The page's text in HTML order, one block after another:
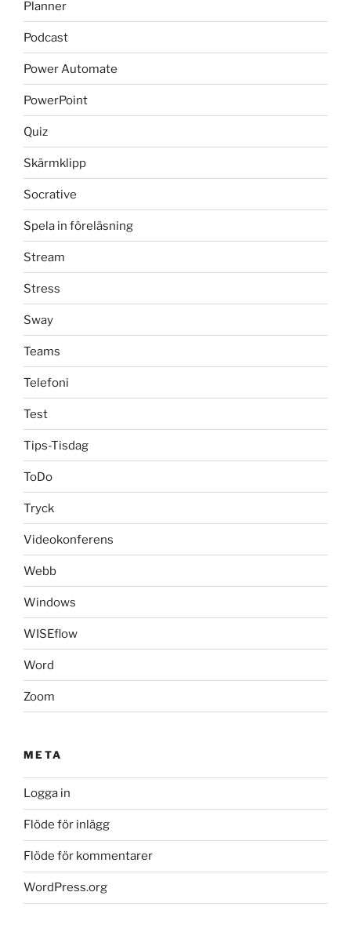
Planner
Podcast
Power Automate
PowerPoint
Quiz
Skärmklipp
Socrative
Spela in föreläsning
Stream
Stress
Sway
Teams
Telefoni
Test
Tips-Tisdag
ToDo
Tryck
Videokonferens
Webb
Windows
WISEflow
Word
Zoom
META
Logga in
Flöde för inlägg
Flöde för kommentarer
WordPress.org